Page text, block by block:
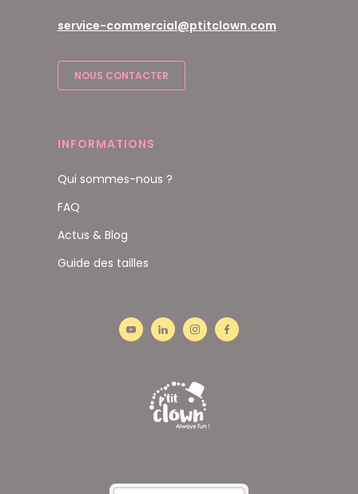
service-commercial@ptitclown.com
NOUS CONTACTER
INFORMATIONS
Qui sommes-nous ?
FAQ
Actus & Blog
Guide des tailles